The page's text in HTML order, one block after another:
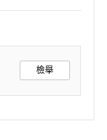
檢舉